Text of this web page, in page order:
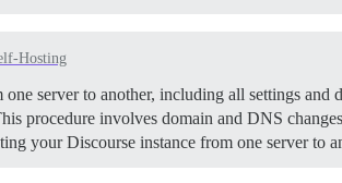
Hosting
server to another, including all settings and
procedure involves domain and DNS
your Discourse instance from one server to